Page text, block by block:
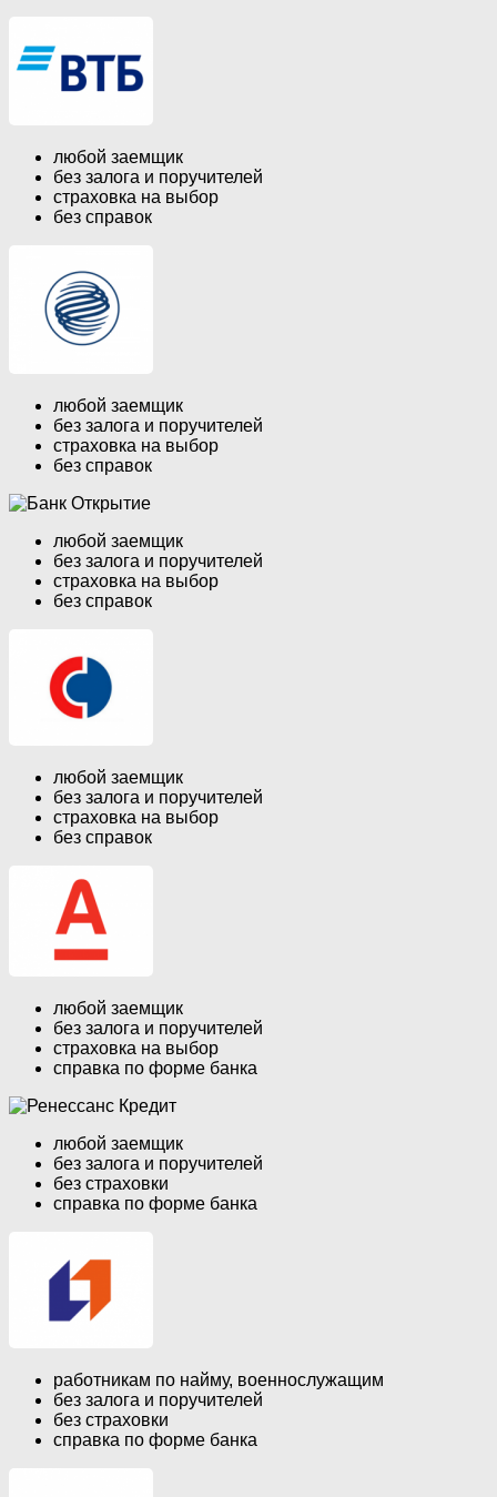
любой заемщик
без залога и поручителей
страховка на выбор
без справок
любой заемщик
без залога и поручителей
страховка на выбор
без справок
любой заемщик
без залога и поручителей
страховка на выбор
без справок
любой заемщик
без залога и поручителей
страховка на выбор
без справок
любой заемщик
без залога и поручителей
страховка на выбор
справка по форме банка
любой заемщик
без залога и поручителей
без страховки
справка по форме банка
работникам по найму, военнослужащим
без залога и поручителей
без страховки
справка по форме банка